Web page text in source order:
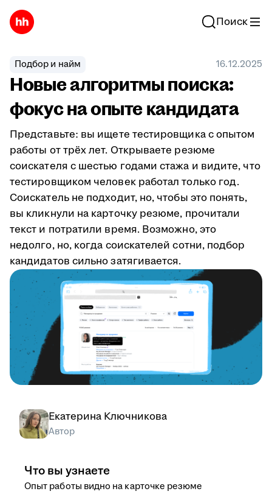
Поиск
Подбор и найм 16.12.2025
Новые алгоритмы поиска:
фокус на опыте кандидата
Представьте: вы ищете тестировщика с опытом
работы от трёх лет. Открываете резюме
соискателя с шестью годами стажа и видите, что
тестировщиком человек работал только год.
Соискатель не подходит, но, чтобы это понять,
вы кликнули на карточку резюме, прочитали
текст и потратили время. Возможно, это
недолго, но, когда соискателей сотни, подбор
кандидатов сильно затягивается.
Екатерина Ключникова
Автор
Что вы узнаете
Опыт работы видно на карточке резюме